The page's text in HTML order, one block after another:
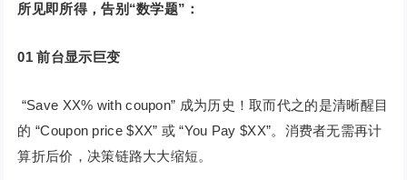
所见即所得，告别“数学题”：
01 前台显示巨变
“Save XX% with coupon” 成为历史！取而代之的是清晰醒目
的 “Coupon price $XX” 或 “You Pay $XX”。消费者无需再计
算折后价，决策链路大大缩短。